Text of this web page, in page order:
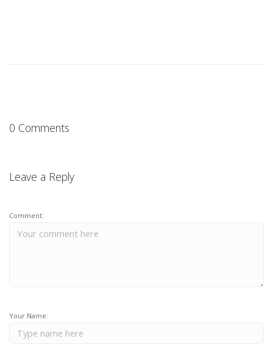
0 Comments
Leave a Reply
Comment:
Your Name: